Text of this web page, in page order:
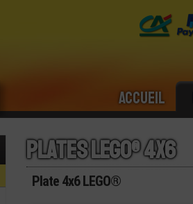
Accueil
Plates lego® 4x6
Plate 4x6 LEGO®